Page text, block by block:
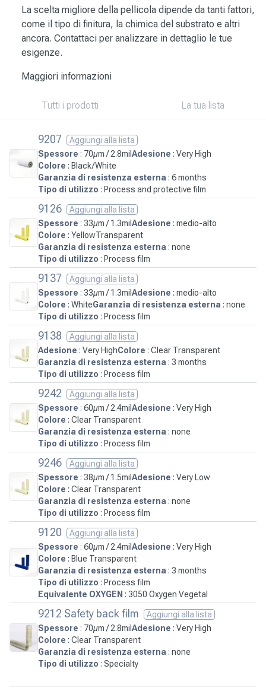
La scelta migliore della pellicola dipende da tanti fattori,
come il tipo di finitura, la chimica del substrato e altri
ancora. Contattaci per analizzare in dettaglio le tue
esigenze.
Maggiori informazioni
Tutti i prodotti La tua lista
9207
Aggiungi alla lista
Spessore : 70µm / 2.8mil Adesione : Very High
Colore : Black/White
Garanzia di resistenza esterna : 6 months
Tipo di utilizzo : Process and protective film
9126
Aggiungi alla lista
Spessore : 33µm / 1.3mil Adesione : medio-alto
Colore : YellowTransparent
Garanzia di resistenza esterna : none
Tipo di utilizzo : Process film
9137
Aggiungi alla lista
Spessore : 33µm / 1.3mil Adesione : medio-alto
Colore : WhiteGaranzia di resistenza esterna : none
Tipo di utilizzo : Process film
9138
Aggiungi alla lista
Adesione : Very HighColore : Clear Transparent
Garanzia di resistenza esterna : 3 months
Tipo di utilizzo : Process film
9242
Aggiungi alla lista
Spessore : 60µm / 2.4mil Adesione : Very High
Colore : Clear Transparent
Garanzia di resistenza esterna : none
Tipo di utilizzo : Process film
9246
Aggiungi alla lista
Spessore : 38µm / 1.5mil Adesione : Very Low
Colore : Clear Transparent
Garanzia di resistenza esterna : none
Tipo di utilizzo : Process film
9120
Aggiungi alla lista
Spessore : 60µm / 2.4mil Adesione : Very High
Colore : Blue Transparent
Garanzia di resistenza esterna : 3 months
Tipo di utilizzo : Process film
Equivalente OXYGEN : 3050 Oxygen Vegetal
9212 Safety back film
Aggiungi alla lista
Spessore : 70µm / 2.8mil Adesione : Very High
Colore : Clear Transparent
Garanzia di resistenza esterna : none
Tipo di utilizzo : Specialty